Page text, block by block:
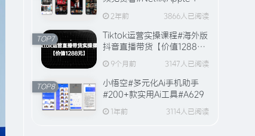
源】
2年前 3866人已阅读
Tiktok运营实操课程#海外版
抖音直播带货【价值1288
9个月前 3147人已阅读
TOP7
小悟空#多元化Ai手机助手
#200+款实用Ai工具#A629
1年前 3114人已阅读
TOP8